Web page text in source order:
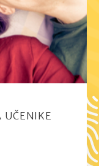
UČENIKE